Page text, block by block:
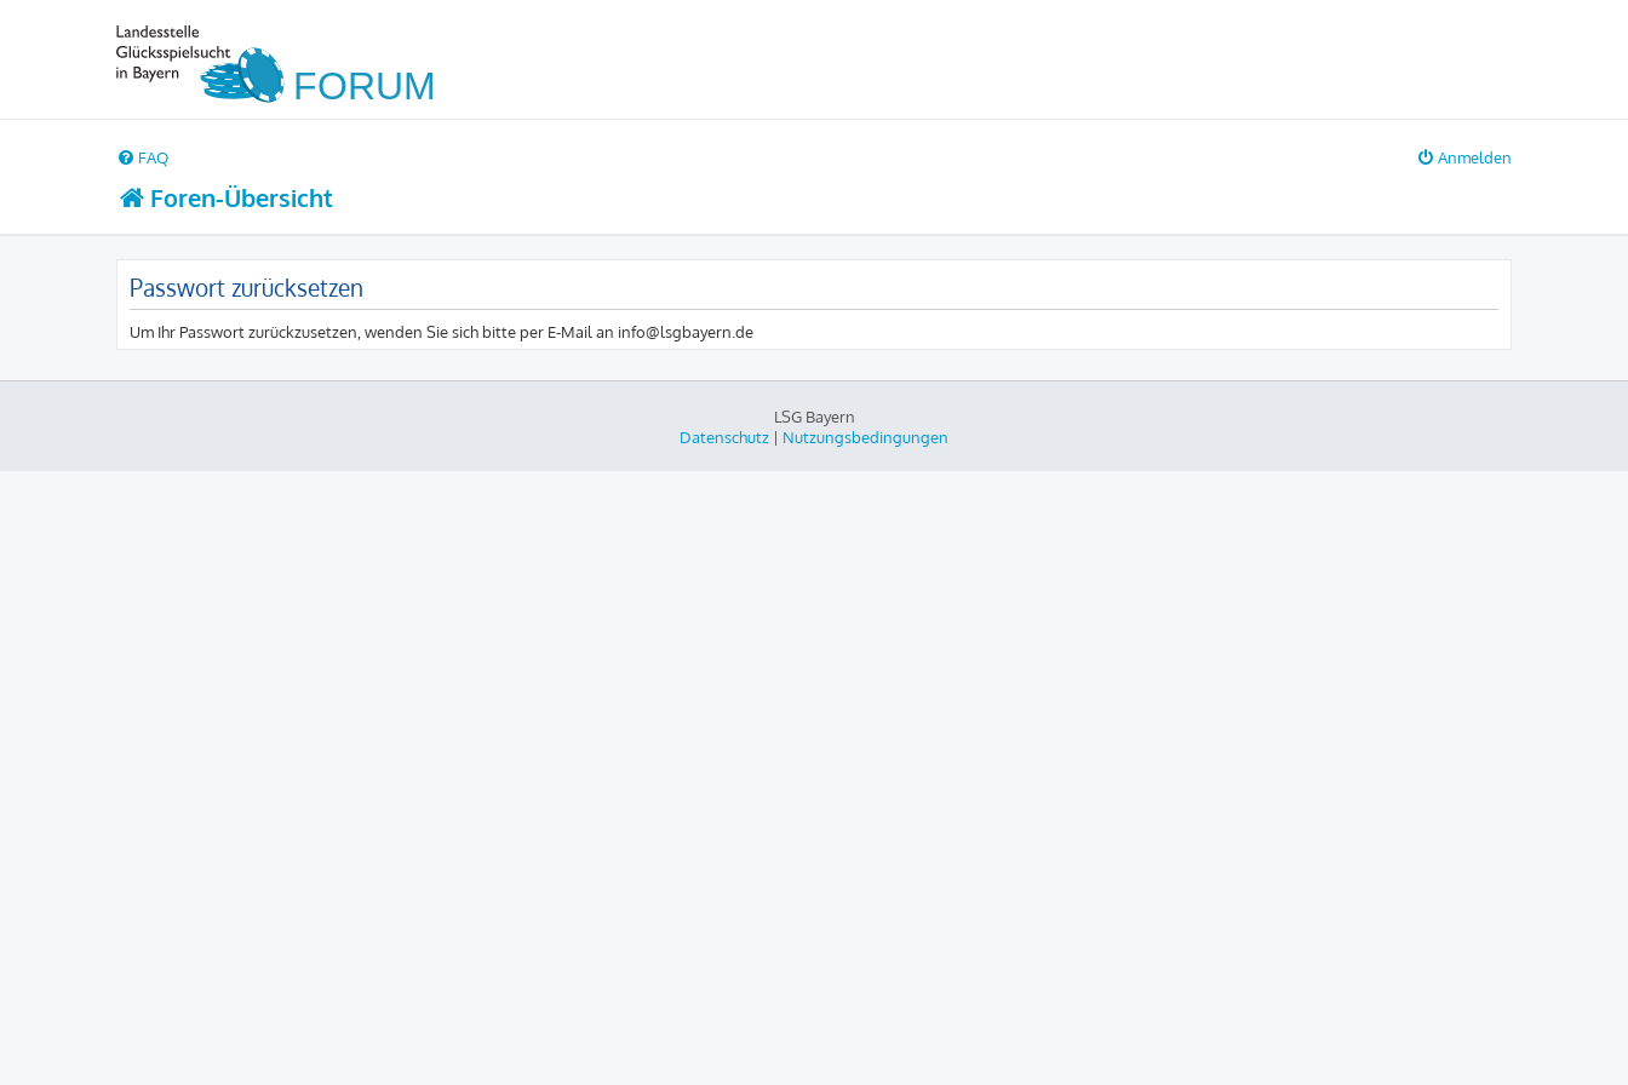
FAQ Anmelden
Foren-Übersicht
Passwort zurücksetzen
Um Ihr Passwort zurückzusetzen, wenden Sie sich bitte per E-Mail an info@lsgbayern.de
LSG Bayern
Datenschutz | Nutzungsbedingungen